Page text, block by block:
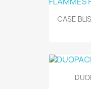
CASE